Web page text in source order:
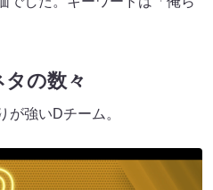
の数々
が強いDチーム。